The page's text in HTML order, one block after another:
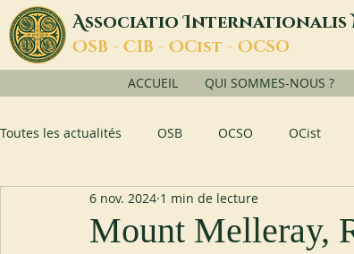
AssociatioInternationalis
OSB - CIB - OCist - OCSO
ACCUEIL QUI SOMMES-NOUS ?
Toutes les actualités OSB OCSO OCist
Mount Melleray,
6 nov. 2024 1 min de lecture